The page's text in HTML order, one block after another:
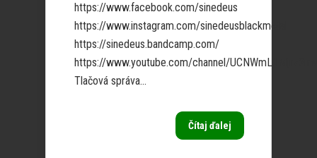
https://www.facebook.com/sinedeus
https://www.instagram.com/sinedeusblackmetal
https://sinedeus.bandcamp.com/
https://www.youtube.com/channel/
Tlačová správa...
Čítaj ďalej